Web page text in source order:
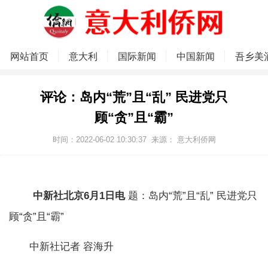
网站首页 意大利 国际新闻 中国新闻 吾乡美
评论：岛内“荒”且“乱” 民进党只
顾“贪”且“霸”
时间：2022-06-02 10:30:37 来源： 意大利侨网
中新社北京6月1日电题：岛内“荒”且“乱” 民进党只
顾“贪”且“霸”
中新社记者 容海升